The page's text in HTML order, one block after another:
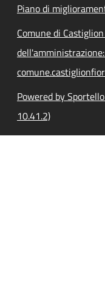
Piano di
Comune di
Powered by
10.41.2)